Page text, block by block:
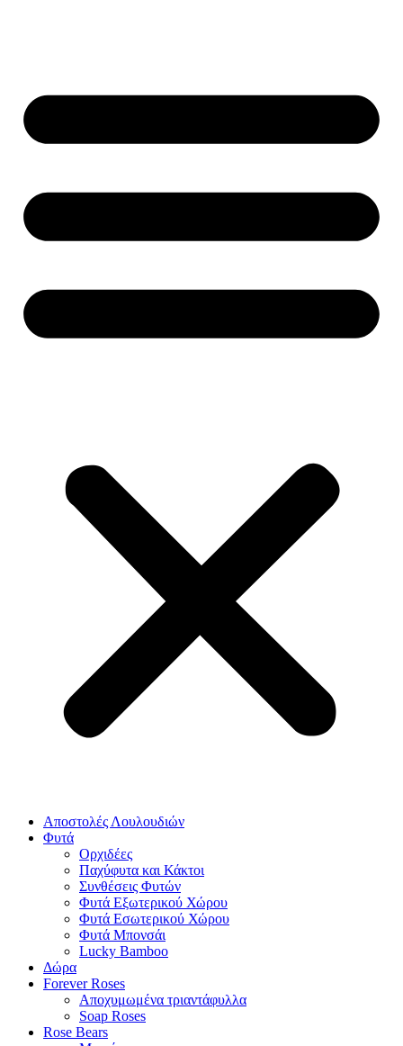
Αποστολές Λουλουδιών
Φυτά
Ορχιδέες
Παχύφυτα και Κάκτοι
Συνθέσεις Φυτών
Φυτά Εξωτερικού Χώρου
Φυτά Εσωτερικού Χώρου
Φυτά Μπονσάι
Lucky Bamboo
Δώρα
Forever Roses
Αποχυμωμένα τριαντάφυλλα
Soap Roses
Rose Βears